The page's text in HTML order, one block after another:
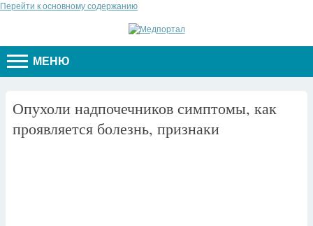
Перейти к основному содержанию
МЕНЮ
Опухоли надпочечников симптомы, как
проявляется болезнь, признаки